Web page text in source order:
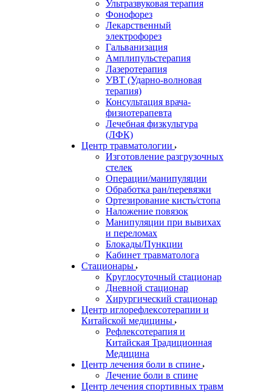
Ультразвуковая терапия
Фонофорез
Лекарственный
электрофорез
Гальванизация
Амплипульстерапия
Лазеротерапия
УВТ (Ударно-волновая
терапия)
Консультация врача-
физиотерапевта
Лечебная физкультура
(ЛФК)
Центр травматологии
Изготовление разгрузочных
стелек
Операции/манипуляции
Обработка ран/перевязки
Ортезирование кисть/стопа
Наложение повязок
Манипуляции при вывихах
и переломах
Блокады/Пункции
Кабинет травматолога
Стационары
Круглосуточный стационар
Дневной стационар
Хирургический стационар
Центр иглорефлексотерапии и
Китайской медицины
Рефлексотерапия и
Китайская Традиционная
Медицина
Центр лечения боли в спине
Лечение боли в спине
Центр лечения спортивных травм